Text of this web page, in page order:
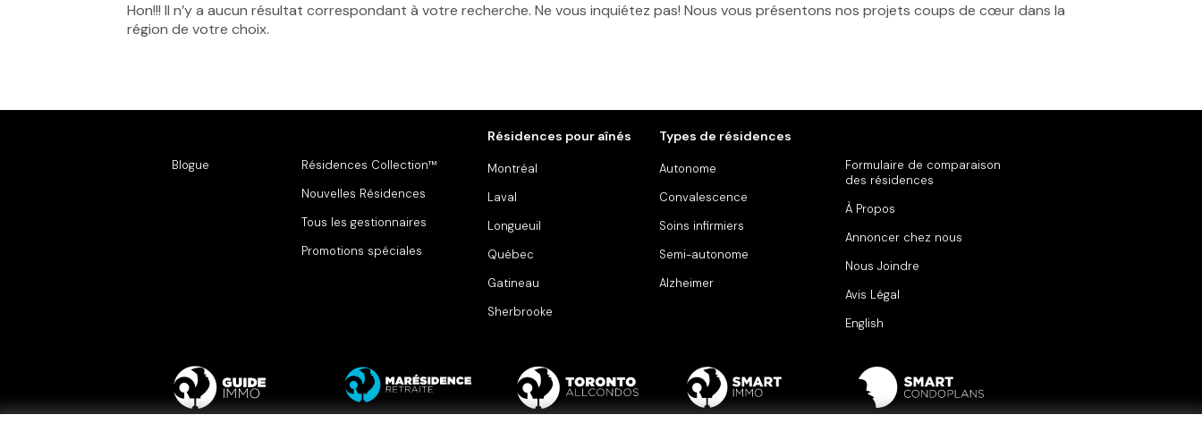
Hon!!! Il n’y a aucun résultat correspondant à votre recherche. Ne vous inquiétez pas! Nous vous présentons nos projets coups de cœur dans la
région de votre choix.
Blogue
Résidences Collection™
Nouvelles Résidences
Tous les gestionnaires
Promotions spéciales
Résidences pour aînés
Montréal
Laval
Longueuil
Québec
Gatineau
Sherbrooke
Types de résidences
Autonome
Convalescence
Soins infirmiers
Semi-autonome
Alzheimer
Formulaire de comparaison
des résidences
À Propos
Annoncer chez nous
Nous Joindre
Avis Légal
English